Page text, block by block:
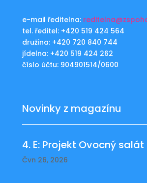
e-mail ředitelna:
tel. ředitel: +420 519 424 564
družina: +420 720 840 744
jídelna: +420 519 424 262
číslo účtu: 904901514/0600
Novinky z magazínu
4. E: Projekt Ovocný salát
Čvn 26, 2026